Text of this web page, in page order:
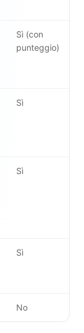
Sì (con
punteggio)
Sì
Sì
Sì
No